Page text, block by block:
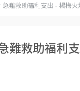
難救助福利支出 - 楊梅
難救助福利